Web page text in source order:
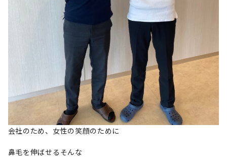
会社のため、女性の笑顔のために
鼻毛を伸ばせるそんな